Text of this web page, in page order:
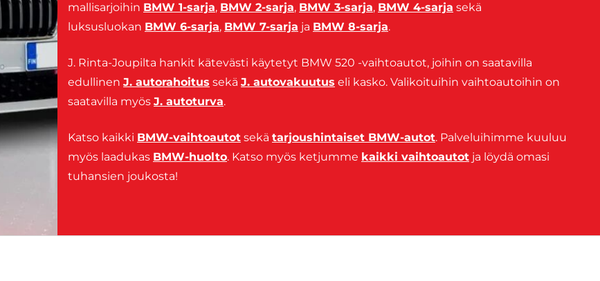
mallisarjoihin BMW 1-sarja, BMW 2-sarja, BMW 3-sarja, BMW 4-sarja sekä
luksusluokan BMW 6-sarja, BMW 7-sarja ja BMW 8-sarja.
J. Rinta-Joupilta hankit kätevästi käytetyt BMW 520 -vaihtoautot, joihin on saatavilla
edullinen J. autorahoitus sekä J. autovakuutus eli kasko. Valikoituihin vaihtoautoihin on
saatavilla myös J. autoturva.
Katso kaikki BMW-vaihtoautot sekä tarjoushintaiset BMW-autot. Palveluihimme kuuluu
myös laadukas BMW-huolto. Katso myös ketjumme kaikki vaihtoautot ja löydä omasi
tuhansien joukosta!